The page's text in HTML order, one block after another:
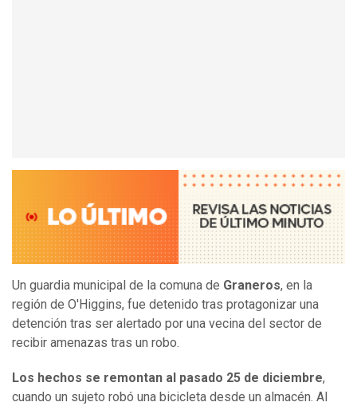
Un guardia municipal de la comuna de Graneros, en la
región de O'Higgins, fue detenido tras protagonizar una
detención tras ser alertado por una vecina del sector de
recibir amenazas tras un robo.
Los hechos se remontan al pasado 25 de diciembre,
cuando un sujeto robó una bicicleta desde un almacén. Al